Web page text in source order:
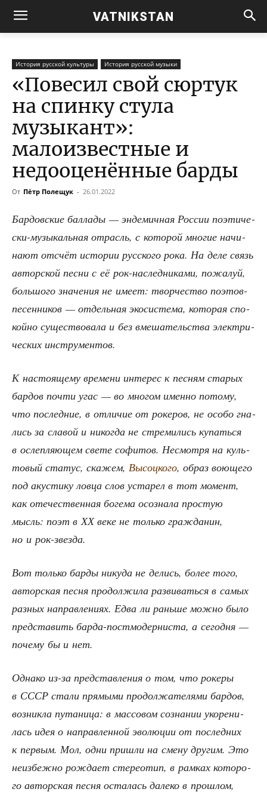
VATNIKSTAN
История русской культуры История русской музыки
«Повесил свой сюртук
на спинку стула
музыкант»:
малоизвестные и
недооценённые барды
От Пётр Полещук - 26.01.2022
Бар­дов­ские бал­ла­ды — энде­мич­ная Рос­сии поэ­ти­че­
ски-музы­каль­ная отрасль, с кото­рой мно­гие начи­
на­ют отсчёт исто­рии рус­ско­го рока. На деле связь
автор­ской пес­ни с её рок-наслед­ни­ка­ми, пожа­луй,
боль­шо­го зна­че­ния не име­ет: твор­че­ство поэтов-
песен­ни­ков — отдель­ная эко­си­сте­ма, кото­рая спо­
кой­но суще­ство­ва­ла и без вме­ша­тель­ства элек­три­
че­ских инструментов.
К насто­я­ще­му вре­ме­ни инте­рес к пес­ням ста­рых
бар­дов почти угас — во мно­гом имен­но пото­му,
что послед­ние, в отли­чие от роке­ров, не осо­бо гна­
лись за сла­вой и нико­гда не стре­ми­лись купать­ся
в ослеп­ля­ю­щем све­те софи­тов. Несмот­ря на куль­
то­вый ста­тус, ска­жем, Высоц­ко­го, образ вою­ще­го
под аку­сти­ку лов­ца слов уста­рел в тот момент,
как оте­че­ствен­ная боге­ма осо­зна­ла про­стую
мысль: поэт в ХХ веке не толь­ко граж­да­нин,
но и рок-звезда.
Вот толь­ко бар­ды нику­да не делись, более того,
автор­ская пес­ня про­дол­жи­ла раз­ви­вать­ся в самых
раз­ных направ­ле­ни­ях. Едва ли рань­ше мож­но было
пред­ста­вить бар­да-пост­мо­дер­ни­ста, а сего­дня —
поче­му бы и нет.
Одна­ко из-за пред­став­ле­ния о том, что роке­ры
в СССР ста­ли пря­мы­ми про­дол­жа­те­ля­ми бар­дов,
воз­ник­ла пута­ни­ца: в мас­со­вом созна­нии уко­ре­ни­
лась идея о направ­лен­ной эво­лю­ции от послед­них
к пер­вым. Мол, одни при­шли на сме­ну дру­гим. Это
неиз­беж­но рож­да­ет сте­рео­тип, в рам­ках кото­ро­
го автор­ская пес­ня оста­лась дале­ко в про­шлом,